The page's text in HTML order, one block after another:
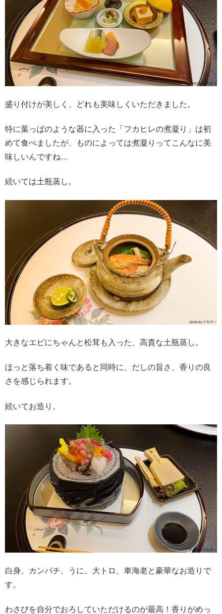
盛り付けが美しく、どれも美味しくいただきました。
特に葉っぱのような器に入った「フカヒレの煮凝り」は初
めて食べましたが、ものによっては煮凝りってこんなに美
味しいんですね…
続いては土瓶蒸し。
大きなエビにちゃんと松茸も入った、高貴な土瓶蒸し。
ほっと落ち着く味であると同時に、だしの旨さ、香りの良
さを感じられます。
続いてお造り。
白身、カンパチ、うに、大トロ、車海老と豪華なお造りで
す。
わさびを自分でおろしていただけるのが最高！香りがめっ